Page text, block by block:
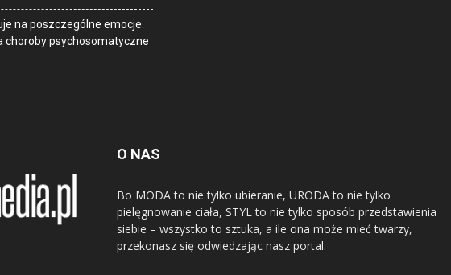
na poszczególne emocje.
choroby psychosomatyczne
O NAS
Bo MODA to nie tylko ubieranie, URODA to nie tylko
pielęgnowanie ciała, STYL to nie tylko sposób przedstawienia
siebie – wszystko to sztuka, a ile ona może mieć twarzy,
przekonasz się odwiedzając nasz portal.